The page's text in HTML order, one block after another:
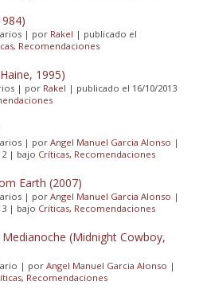
| por Rakel | publicado el
, Recomendaciones
1995)
| por Rakel | publicado el 16/10/2013
| por Angel Manuel Garcia Alonso |
| bajo Críticas, Recomendaciones
Earth (2007)
| por Angel Manuel Garcia Alonso |
| bajo Críticas, Recomendaciones
(Midnight Cowboy,
| por Angel Manuel Garcia Alonso |
, Recomendaciones